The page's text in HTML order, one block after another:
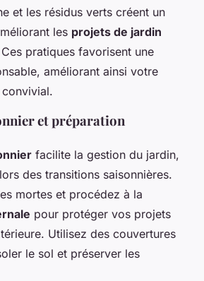
et les résidus verts créent un
les projets de jardin
pratiques favorisent une
améliorant ainsi votre
et préparation
facilite la gestion du jardin,
des transitions saisonnières.
mortes et procédez à la
pour protéger vos projets
Utilisez des couvertures
le sol et préserver les